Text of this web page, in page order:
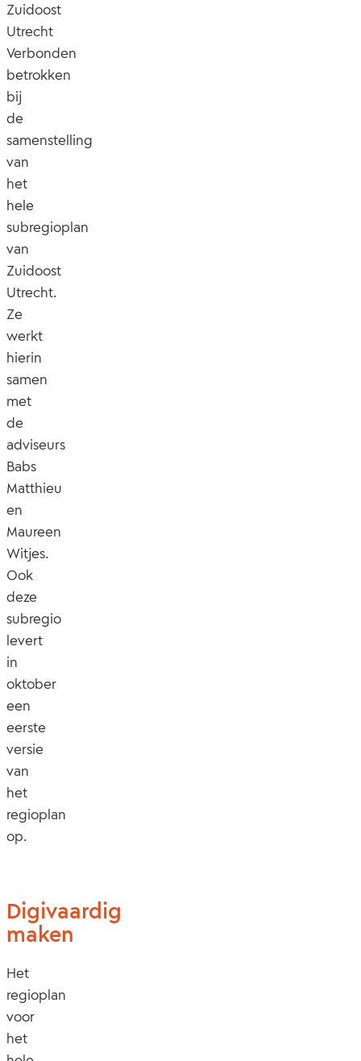
Zuidoost
Utrecht
Verbonden
betrokken
bij
de
samenstelling
van
het
hele
subregioplan
van
Zuidoost
Utrecht.
Ze
werkt
hierin
samen
met
de
adviseurs
Babs
Matthieu
en
Maureen
Witjes.
Ook
deze
subregio
levert
in
oktober
een
eerste
versie
van
het
regioplan
op.
Digivaardig
maken
Het
regioplan
voor
het